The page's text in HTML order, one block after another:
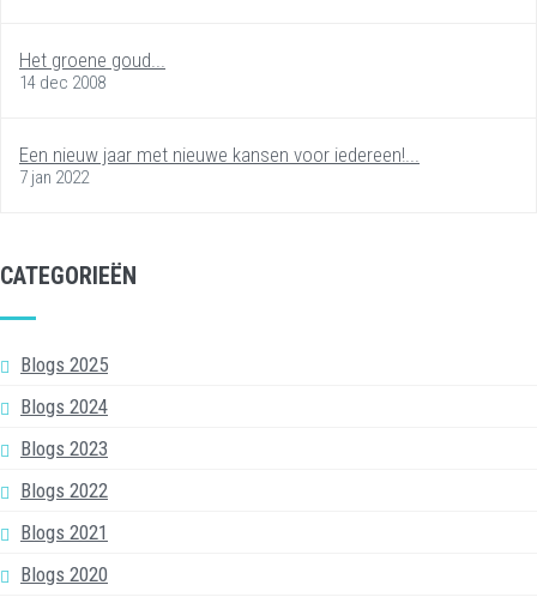
Het groene goud...
14 dec 2008
Een nieuw jaar met nieuwe kansen voor iedereen!...
7 jan 2022
CATEGORIEËN
Blogs 2025
Blogs 2024
Blogs 2023
Blogs 2022
Blogs 2021
Blogs 2020